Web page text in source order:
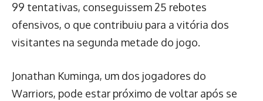
99 tentativas, conseguissem 25 rebotes
ofensivos, o que contribuiu para a vitória dos
visitantes na segunda metade do jogo.
Jonathan Kuminga, um dos jogadores do
Warriors, pode estar próximo de voltar após se